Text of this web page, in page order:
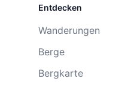
Entdecken
Wanderungen
Berge
Bergkarte